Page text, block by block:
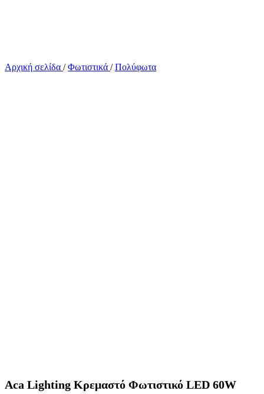
Αρχική σελίδα / Φωτιστικά / Πολύφωτα
Aca Lighting Κρεμαστό Φωτιστικό LED 60W